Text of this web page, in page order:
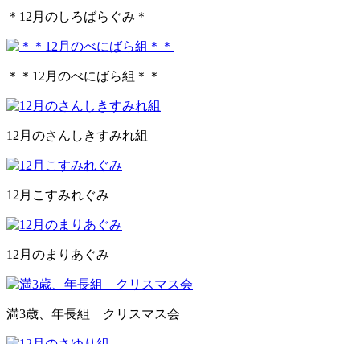
＊12月のしろばらぐみ＊
＊＊12月のべにばら組＊＊
12月のさんしきすみれ組
12月こすみれぐみ
12月のまりあぐみ
満3歳、年長組 クリスマス会